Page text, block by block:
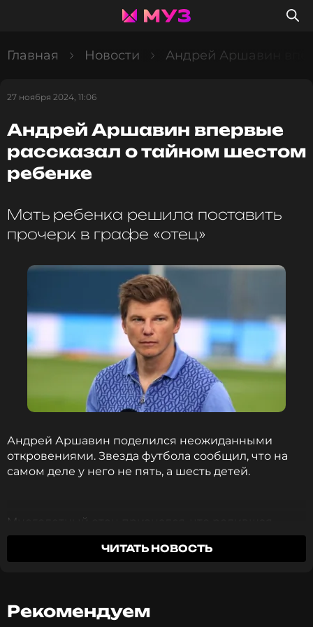
Главная Новости Андрей Аршавин
27 ноября 2024, 11:06
Андрей Аршавин впервые
рассказал о тайном шестом
ребенке
Мать ребенка решила поставить
прочерк в графе «отец»
Андрей Аршавин поделился неожиданными
откровениями. Звезда футбола сообщил, что на
самом деле у него не пять, а шесть детей.
Многодетный отец признался, что родившая
малыша женщина решила поставить прочерк в
еще один ребенок, но мама ребенка не захотела
записывать его на меня. Она сказала: "Деньги
ЧИТАТЬ НОВОСТЬ
Рекомендуем